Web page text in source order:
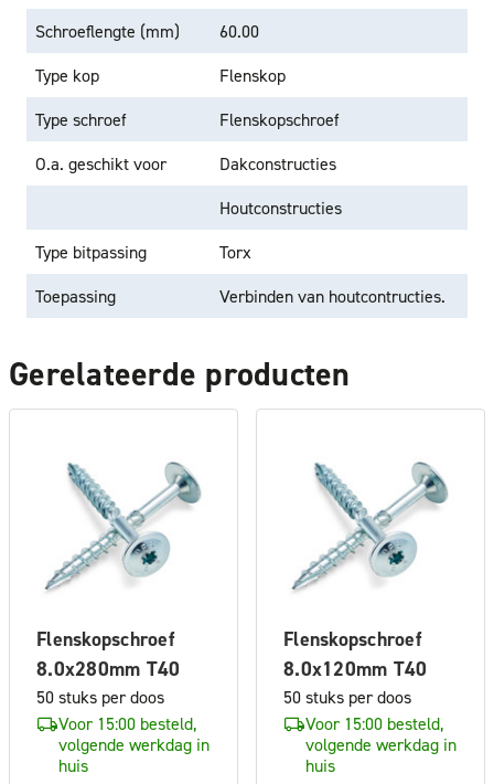
Schroeflengte (mm)
60.00
Type kop
Flenskop
Type schroef
Flenskopschroef
O.a. geschikt voor
Dakconstructies
Houtconstructies
Type bitpassing
Torx
Toepassing
Verbinden van houtcontructies.
Gerelateerde producten
Flenskopschroef
8.0x280mm T40
50 stuks per doos
Voor 15:00 besteld,
volgende werkdag in
huis
Flenskopschroef
8.0x120mm T40
50 stuks per doos
Voor 15:00 besteld,
volgende werkdag in
huis